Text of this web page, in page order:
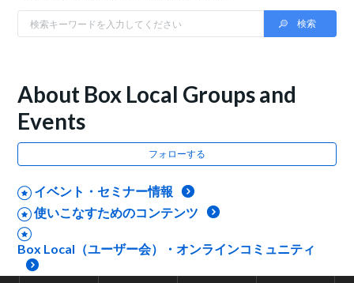
About Box Local Groups and
Events
フォローする
イベント・セミナー情報
使いこなすためのコンテンツ
Box Local（ユーザー会）・オンラインコミュニティ